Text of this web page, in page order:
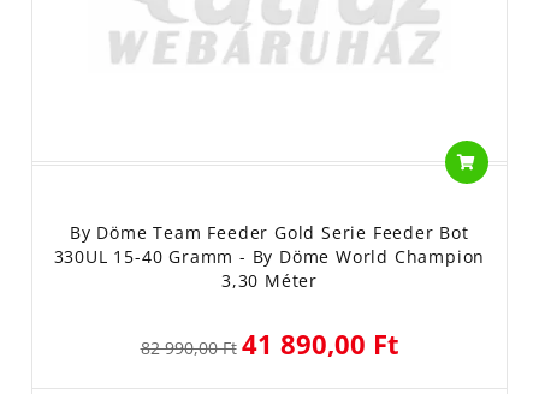
By Döme Team Feeder Gold Serie Feeder Bot
330UL 15-40 Gramm - By Döme World Champion
3,30 Méter
82 990,00 Ft 41 890,00 Ft